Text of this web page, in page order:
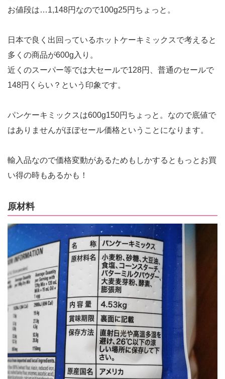
お値段は…1,148円なので100g25円ちょっと。
日本で良く出回っているホットケーキミックスで考えると
多くの商品が600g入り。
近くのスーパー等では大セールで128円、普通のセールで
148円くらい？という印象です。
パンケーキミックスは600g150円ちょっと。なので底値で
はありませんがほぼセール価格ということになります。
輸入品なので価格変動があるためもしかするともっとお買
い得の時もあるかも！
原材料